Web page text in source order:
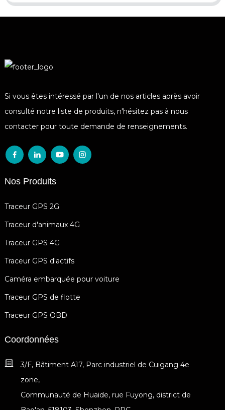
Si vous êtes intéressé par l'un de nos articles après avoir
consulté notre liste de produits, n'hésitez pas à nous
contacter pour toute demande de renseignements.
Nos Produits
Traceur GPS 2G
Traceur d'animaux 4G
Traceur GPS 4G
Traceur GPS d'actifs
Caméra embarquée pour voiture
Traceur GPS de flotte
Traceur GPS OBD
Coordonnées
3/F, Bâtiment A17, Parc industriel de Cuigang 4e
zone,
Communauté de Huaide, rue Fuyong, district de